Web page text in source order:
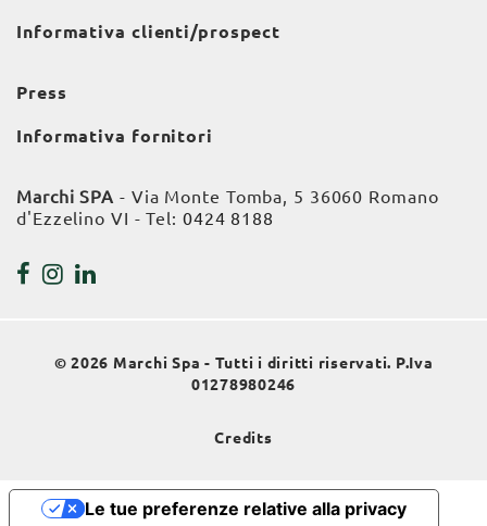
Informativa clienti/prospect
Press
Informativa fornitori
Marchi SPA - Via Monte Tomba, 5 36060 Romano
d'Ezzelino VI - Tel: 0424 8188
© 2026 Marchi Spa - Tutti i diritti riservati. P.Iva
01278980246
Credits
Le tue preferenze relative alla privacy